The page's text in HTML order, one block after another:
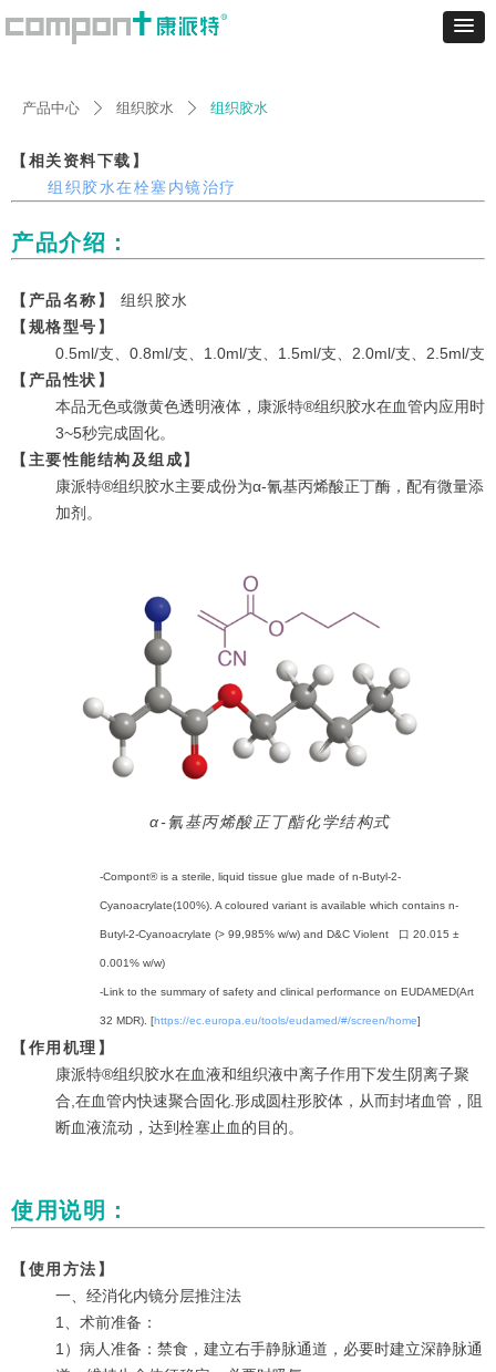
产品中心 ꄲ 组织胶水 ꄲ 组织胶水
【相关资料下载】
组织胶水在栓塞内镜治疗
产品介绍：
【产品名称】
组织胶水
【规格型号】
0.5ml/支、0.8ml/支、1.0ml/支、1.5ml/支、2.0ml/支、2.5ml/支
【产品性状】
本品无色或微黄色透明液体，康派特®组织胶水在血管内应用时
3~5秒完成固化。
【主要性能结构及组成】
康派特®组织胶水主要成份为α-氰基丙烯酸正丁酶，配有微量添
加剂。
α-氰基丙烯酸正丁酯化学结构式
-Compont® is a sterile, liquid tissue glue made of n-Butyl-2-
Cyanoacrylate(100%). A coloured variant is available which contains n-
Butyl-2-Cyanoacrylate (> 99,985% w/w) and D&C Violent 口 20.015 ±
0.001% w/w)
-Link to the summary of safety and clinical performance on EUDAMED(Art
32 MDR). [https://ec.europa.eu/tools/eudamed/#/screen/home]
【作用机理】
康派特®组织胶水在血液和组织液中离子作用下发生阴离子聚
合,在血管内快速聚合固化.形成圆柱形胶体，从而封堵血管，阻
断血液流动，达到栓塞止血的目的。
使用说明：
【使用方法】
一、经消化内镜分层推注法
1、术前准备：
1）病人准备：禁食，建立右手静脉通道，必要时建立深静脉通